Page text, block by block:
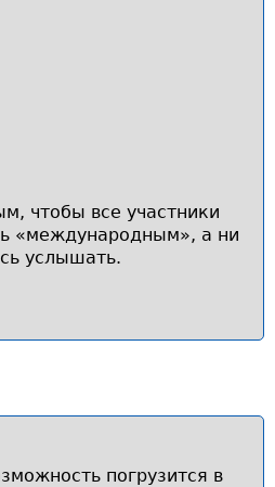
чтобы все участники
«международным», а ни
услышать.
погрузится в